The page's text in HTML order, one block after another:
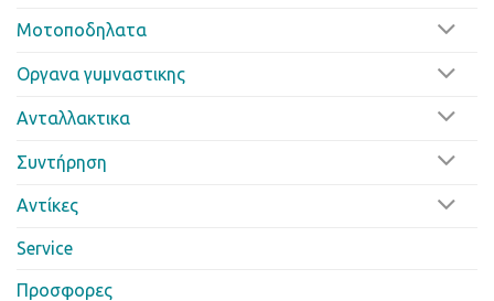
Μοτοποδηλατα
Οργανα γυμναστικης
Ανταλλακτικα
Συντήρηση
Αντίκες
Service
Προσφορες